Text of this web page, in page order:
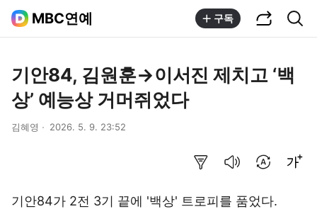
MBC연예 구독
기안84, 김원훈→이서진 제치고 ‘백
상’ 예능상 거머쥐었다
김혜영 2026. 5. 9. 23:52
기안84가 2전 3기 끝에 '백상' 트로피를 품었다.